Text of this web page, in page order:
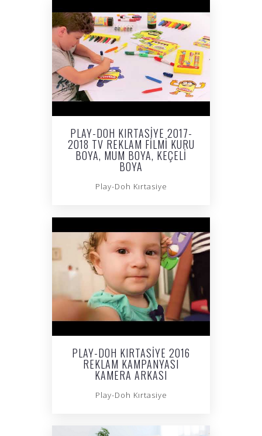
PLAY-DOH KIRTASIYE 2017-
2018 TV REKLAM FILMI KURU
BOYA, MUM BOYA, KEÇELI
BOYA
Play-Doh Kırtasiye
PLAY-DOH KIRTASIYE 2016
REKLAM KAMPANYASI
KAMERA ARKASI
Play-Doh Kırtasiye